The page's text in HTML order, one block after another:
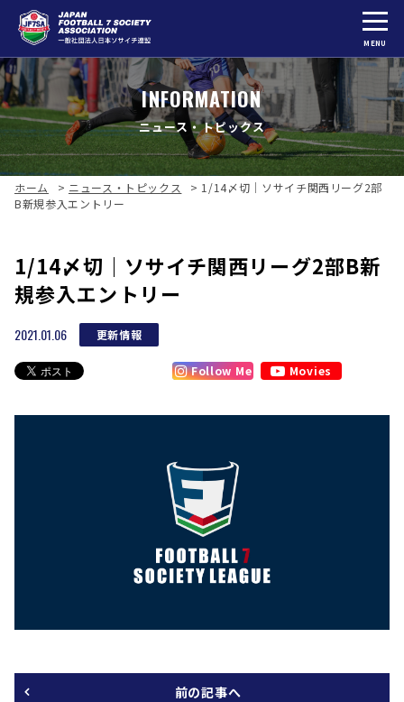
MENU
INFORMATION
ニュース・トピックス
ホーム > ニュース・トピックス > 1/14〆切｜ソサイチ関西リーグ2部
B新規参入エントリー
1/14〆切｜ソサイチ関西リーグ2部B新
規参入エントリー
2021.01.06 更新情報
Follow Me Movies
前の記事へ